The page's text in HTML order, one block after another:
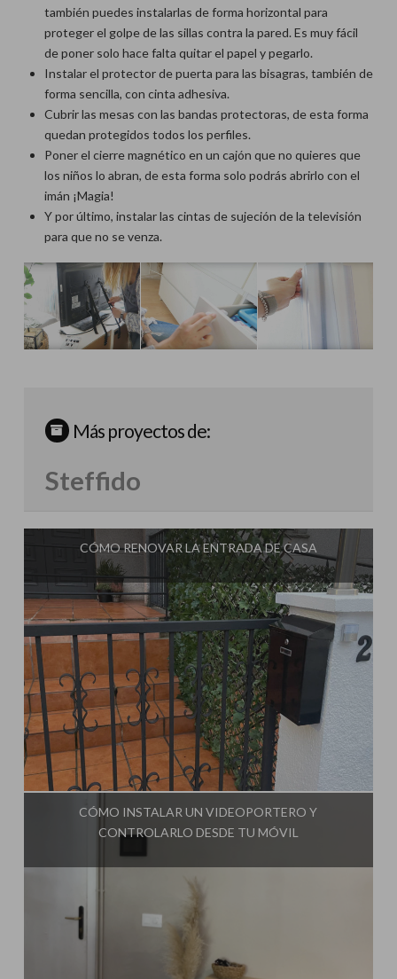
también puedes instalarlas de forma horizontal para
proteger el golpe de las sillas contra la pared. Es muy fácil
de poner solo hace falta quitar el papel y pegarlo.
Instalar el protector de puerta para las bisagras, también de
forma sencilla, con cinta adhesiva.
Cubrir las mesas con las bandas protectoras, de esta forma
quedan protegidos todos los perfiles.
Poner el cierre magnético en un cajón que no quieres que
los niños lo abran, de esta forma solo podrás abrirlo con el
imán ¡Magia!
Y por último, instalar las cintas de sujeción de la televisión
para que no se venza.
Más proyectos de:
Steffido
CÓMO RENOVAR LA ENTRADA DE CASA
Influencer:Steffido
CÓMO INSTALAR UN VIDEOPORTERO Y
CONTROLARLO DESDE TU MÓVIL